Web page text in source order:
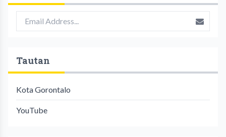
Tautan
Kota Gorontalo
YouTube